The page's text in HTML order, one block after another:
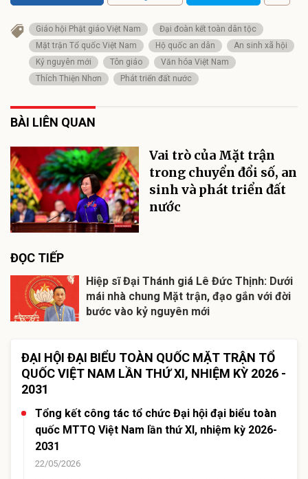
Giáo hội Phật giáo Việt Nam
Đại đoàn kết toàn dân tộc
Mặt trận Tổ quốc Việt Nam
Hộ quốc an dân
An sinh xã hội
Kỷ nguyên mới
Tôn giáo
Văn hóa Việt Nam
Thích Thiện Nhơn
Phát triển đất nước
BÀI LIÊN QUAN
Vai trò của Mặt trận
trong chuyển đổi số, an
sinh và phát triển đất
nước
ĐỌC TIẾP
Hiệp sĩ Đại Thánh giá Lê Đức Thịnh: Dưới
mái nhà chung Mặt trận, đạo gắn với đời
bước vào kỷ nguyên mới
ĐẠI HỘI ĐẠI BIỂU TOÀN QUỐC MẶT TRẬN TỔ
QUỐC VIỆT NAM LẦN THỨ XI, NHIỆM KỲ 2026 -
2031
Tổng kết công tác tổ chức Đại hội đại biểu toàn
quốc MTTQ Việt Nam lần thứ XI, nhiệm kỳ 2026-
2031
22/05/2026